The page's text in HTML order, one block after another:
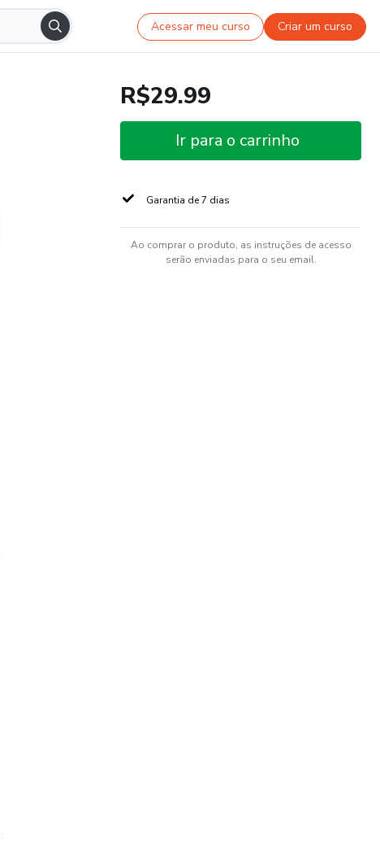
Acessar meu curso Criar um curso
R$29.99
Ir para o carrinho
Garantia de 7 dias
Ao comprar o produto, as instruções de acesso
serão enviadas para o seu email.